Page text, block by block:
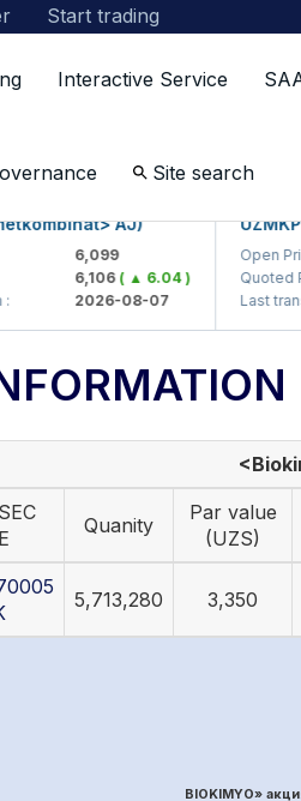
Start trading
Interactive Service
Site search
AJ)
6,099
6,106( ▲ 6.04 )
2026-08-07
UZMKP
Open Price :
Quoted Price
Last
Quanity
Par value
(UZS)
5,713,280 3,350
BIOKIMYO»